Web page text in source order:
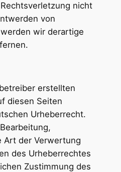
nicht
von
wir derartige
erstellten
diesen Seiten
Urheberrecht.
Art der Verwertung
des Urheberrechtes
Zustimmung des